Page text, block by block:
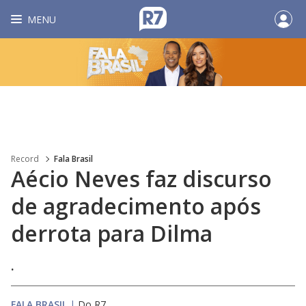
MENU
Record Fala Brasil
Aécio Neves faz discurso
de agradecimento após
derrota para Dilma
.